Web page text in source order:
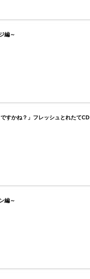
編～
すかね？」フレッシュとれたてCD
編～